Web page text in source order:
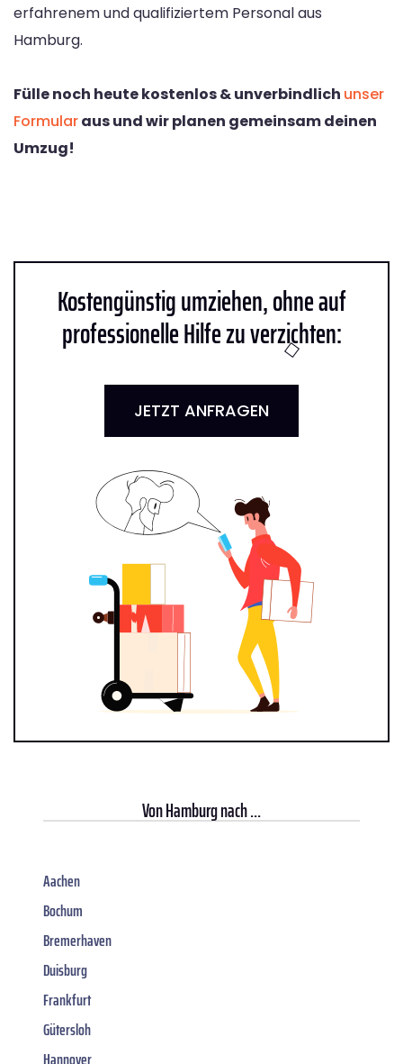
erfahrenem und qualifiziertem Personal aus
Hamburg.
Fülle noch heute kostenlos & unverbindlich unser
Formularaus und wir planen gemeinsam deinen
Umzug!
Kostengünstig umziehen, ohne auf
professionelle Hilfe zu verzichten:
JETZT ANFRAGEN
VonHamburgnach ...
Aachen
Bochum
Bremerhaven
Duisburg
Frankfurt
Gütersloh